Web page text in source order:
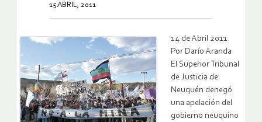
15 ABRIL, 2011
14 de Abril 2011
Por Darío Aranda
El Superior Tribunal
de Justicia de
Neuquén denegó
una apelación del
gobierno neuquino